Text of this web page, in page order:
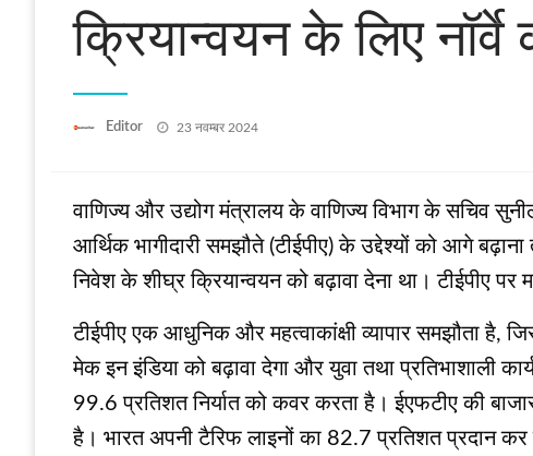
क्रियान्वयन के लिए नॉर्वे
Editor
Posted
23 नवम्बर 2024
वाणिज्य और उद्योग मंत्रालय के वाणिज्य विभाग के सचिव
आर्थिक भागीदारी समझौते (टीईपीए) के उद्देश्यों को आगे
निवेश के शीघ्र क्रियान्वयन को बढ़ावा देना था। टीईपीए पर
टीईपीए एक आधुनिक और महत्वाकांक्षी व्यापार समझौता है,
मेक इन इंडिया को बढ़ावा देगा और युवा तथा प्रतिभाशाली
99.6 प्रतिशत निर्यात को कवर करता है। ईएफटीए की
है। भारत अपनी टैरिफ लाइनों का 82.7 प्रतिशत प्रदान